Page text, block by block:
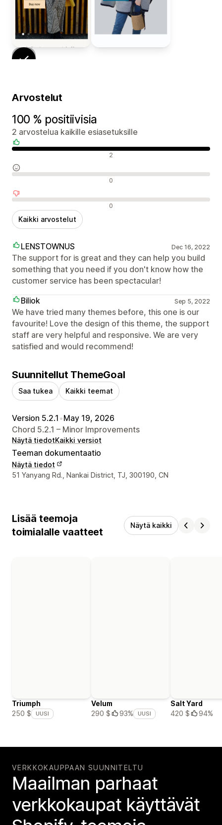
Arvostelut
100 % positiivisia
2 arvostelua kaikille esiasetuksille
2
0
0
Kaikki arvostelut
LENSTOWNUS Dec 16, 2022
The support for is great and they can help you build
something that you need if you don't know how the
customer service has been spectacular!
Biliok
Sep 5, 2022
We have tried many themes before, this one is our
favourite! Love the design of this theme, the support
staff are very helpful and responsive. We are very
satisfied and would recommend!
Suunnitellut ThemeGoal
Saa tukea Kaikki teemat
Version 5.2.1 •May 19, 2026
Chord 5.2.1 – Minor Improvements
Näytä tiedotKaikki versiot
Teeman dokumentaatio
Näytä tiedot
Suunnittelijan yhteystiedot
51 Yanyang Rd., Nankai District, TJ, 300190, CN
Lisää teemoja
toimialalle vaatteet
Näytä kaikki
Triumph
250 $
UUSI
Velum
290 $
93% UUSI
Salt Yard
420 $
94%
VERKKOKAUPPAAN SUUNNITELTU
Maailman parhaat
verkko­kaupat käyttävät